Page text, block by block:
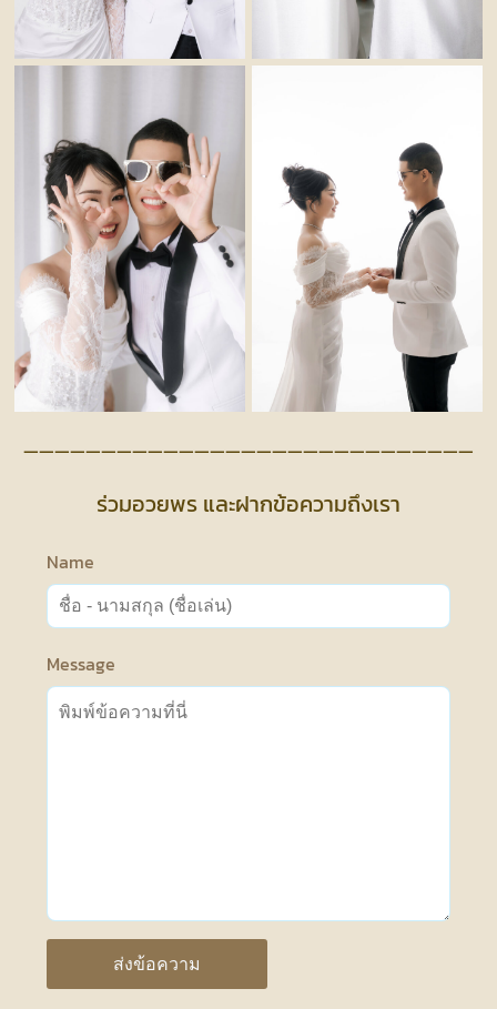
—————————————————————————————
ร่วมอวยพร และฝากข้อความถึงเรา
Name
Message